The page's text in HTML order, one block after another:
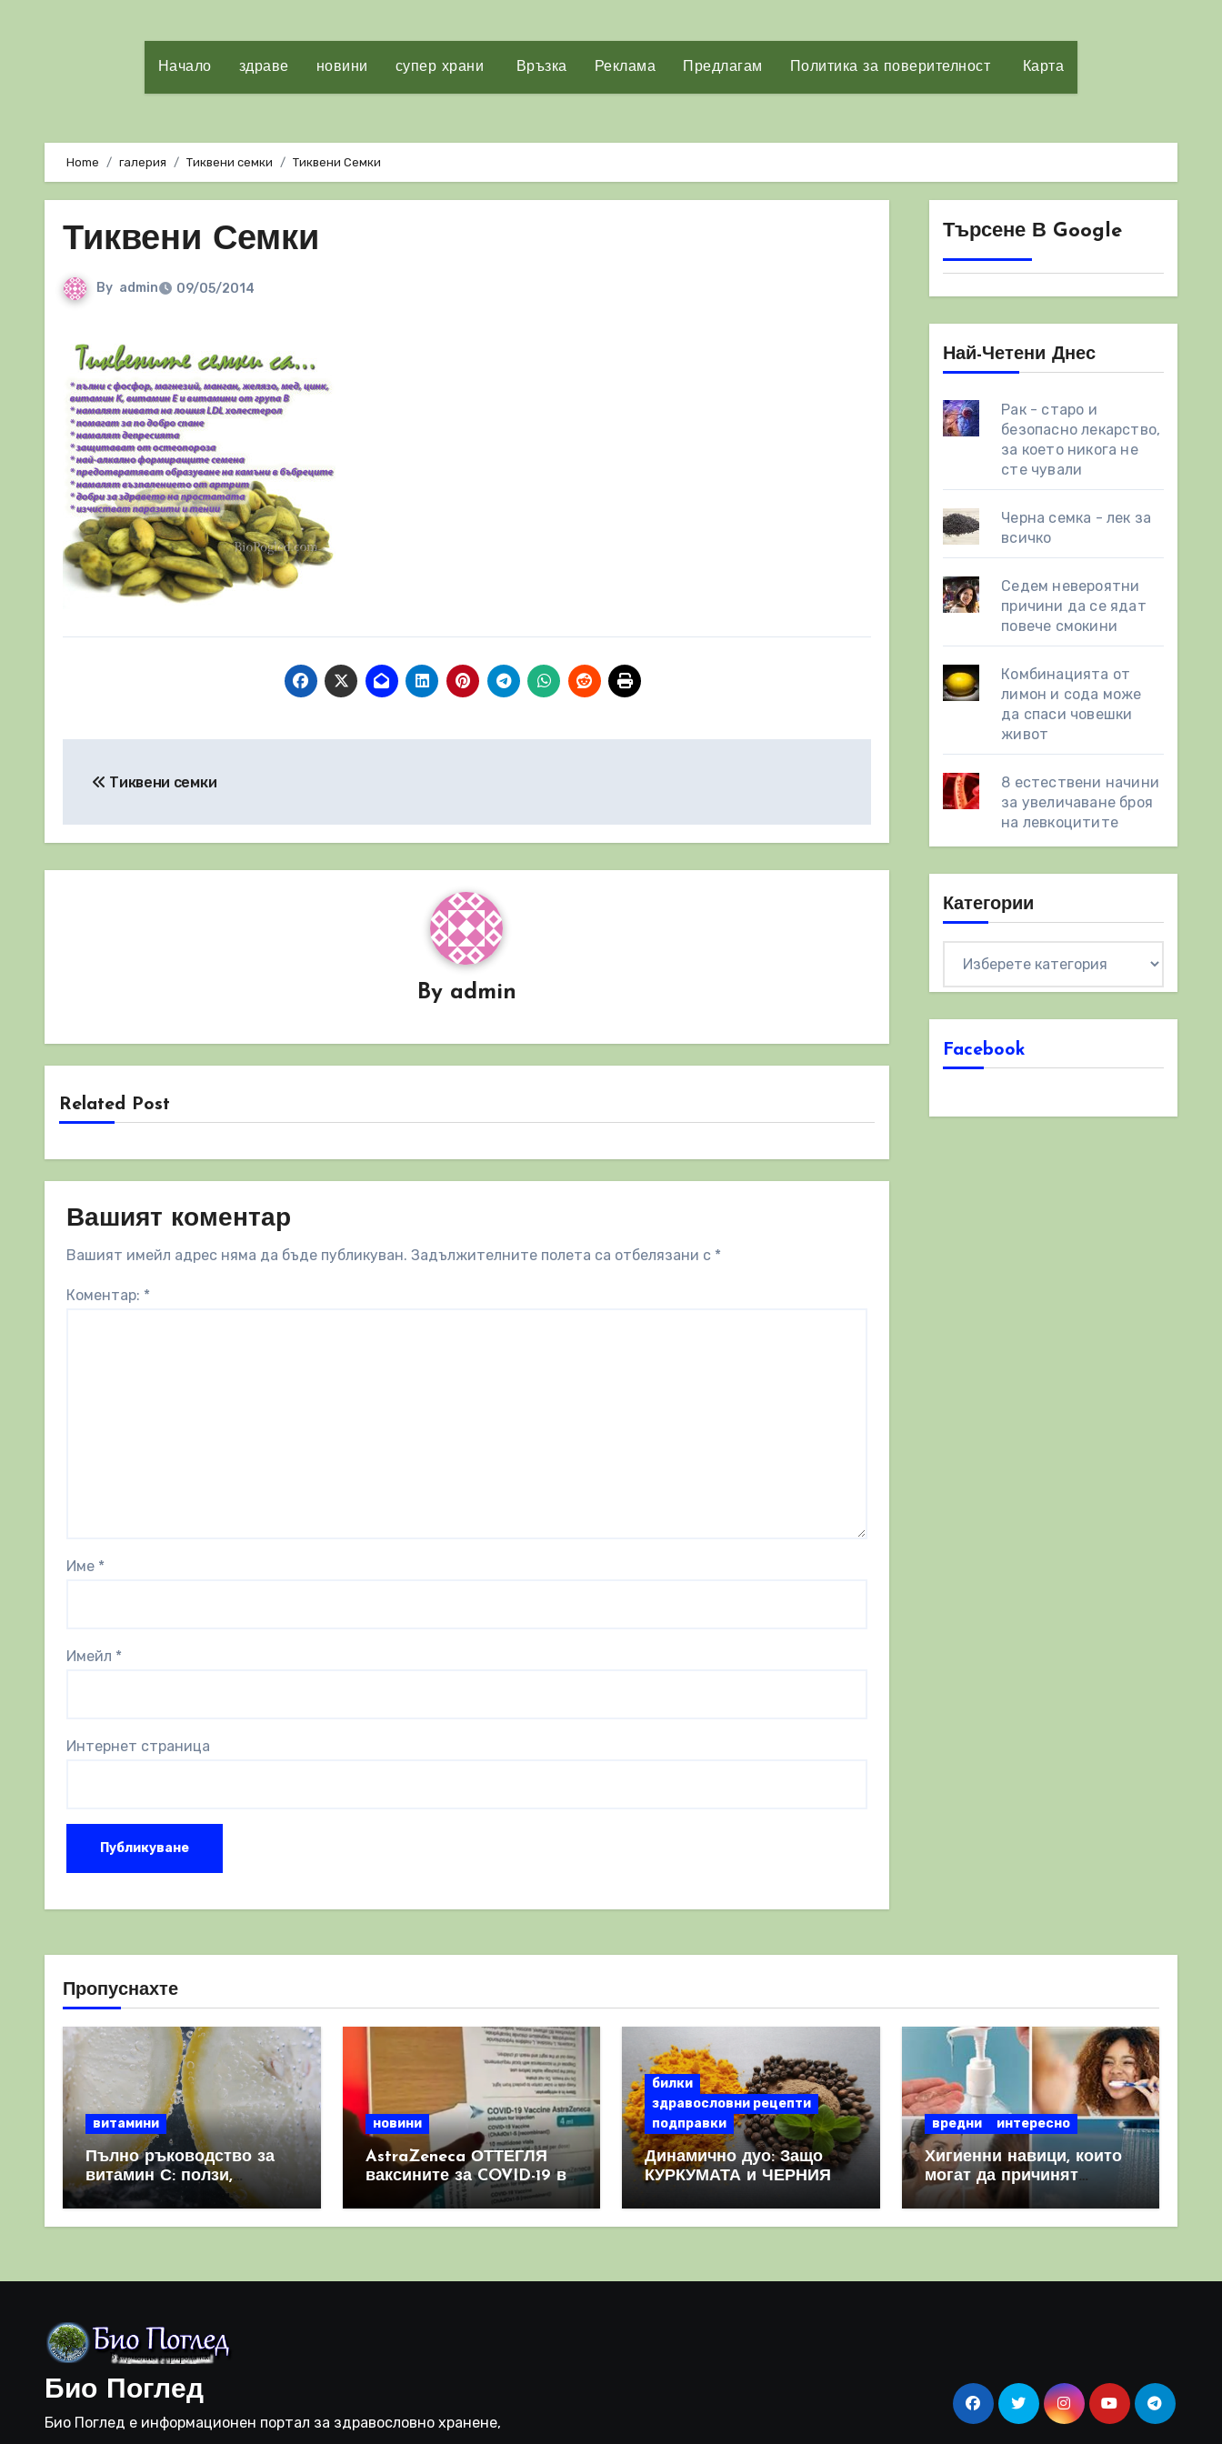
Начало здраве новини супер храни Връзка Реклама Предлагам Политика за поверителност Карта
Home галерия Тиквени семки Тиквени Семки
Тиквени Семки
By admin 09/05/2014
Тиквени семки
By admin
Related Post
Вашият коментар
Вашият имейл адрес няма да бъде публикуван. Задължителните полета са отбелязани с *
Коментар: *
Име *
Имейл *
Интернет страница
Търсене В Google
Най-Четени Днес
Рак - старо и
безопасно лекарство,
за което никога не
сте чували
Черна семка - лек за
всичко
Седем невероятни
причини да се ядат
повече смокини
Комбинацията от
лимон и сода може
да спаси човешки
живот
8 eстествени начини
за увеличаване броя
на левкоцитите
Категории
Facebook
Пропуснахте
витамини
Пълно ръководство за
витамин С: ползи,
източници и защо е
важен за имунната
новини
AstraZeneca ОТТЕГЛЯ
ваксините за COVID-19 в
световен мащаб, след
като призна, че те
билки
здравословни рецепти
подправки
Динамично дуо: Защо
КУРКУМАТА и ЧЕРНИЯ
комбинация
вредни интересно
Хигиенни навици, които
могат да причинят
повече вреда, отколкото
полза
Био Поглед
Био Поглед е информационен портал за здравословно хранене,